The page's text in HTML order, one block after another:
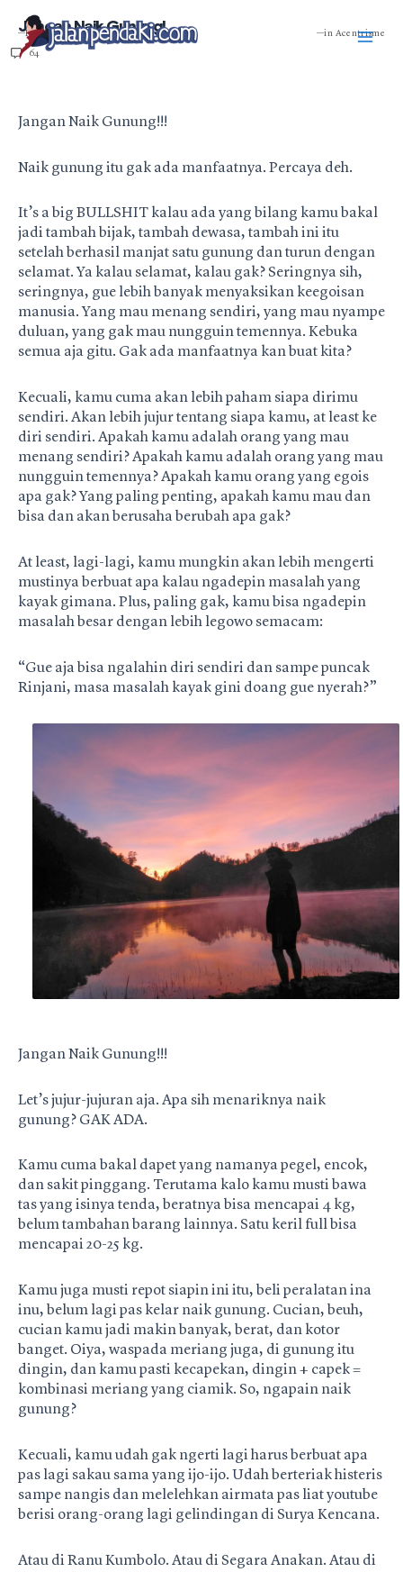
content
Jangan Naik Gunung!
—Published: Feb 17, 2014. —in Acentrisme
64
Jangan Naik Gunung!!!
Naik gunung itu gak ada manfaatnya. Percaya deh.
It’s a big BULLSHIT kalau ada yang bilang kamu bakal
jadi tambah bijak, tambah dewasa, tambah ini itu
setelah berhasil manjat satu gunung dan turun dengan
selamat. Ya kalau selamat, kalau gak? Seringnya sih,
seringnya, gue lebih banyak menyaksikan keegoisan
manusia. Yang mau menang sendiri, yang mau nyampe
duluan, yang gak mau nungguin temennya. Kebuka
semua aja gitu. Gak ada manfaatnya kan buat kita?
Kecuali, kamu cuma akan lebih paham siapa dirimu
sendiri. Akan lebih jujur tentang siapa kamu, at least ke
diri sendiri. Apakah kamu adalah orang yang mau
menang sendiri? Apakah kamu adalah orang yang mau
nungguin temennya? Apakah kamu orang yang egois
apa gak? Yang paling penting, apakah kamu mau dan
bisa dan akan berusaha berubah apa gak?
At least, lagi-lagi, kamu mungkin akan lebih mengerti
mustinya berbuat apa kalau ngadepin masalah yang
kayak gimana. Plus, paling gak, kamu bisa ngadepin
masalah besar dengan lebih legowo semacam:
“Gue aja bisa ngalahin diri sendiri dan sampe puncak
Rinjani, masa masalah kayak gini doang gue nyerah?”
Jangan Naik Gunung!!!
Let’s jujur-jujuran aja. Apa sih menariknya naik
gunung? GAK ADA.
Kamu cuma bakal dapet yang namanya pegel, encok,
dan sakit pinggang. Terutama kalo kamu musti bawa
tas yang isinya tenda, beratnya bisa mencapai 4 kg,
belum tambahan barang lainnya. Satu keril full bisa
mencapai 20-25 kg.
Kamu juga musti repot siapin ini itu, beli peralatan ina
inu, belum lagi pas kelar naik gunung. Cucian, beuh,
cucian kamu jadi makin banyak, berat, dan kotor
banget. Oiya, waspada meriang juga, di gunung itu
dingin, dan kamu pasti kecapekan, dingin + capek =
kombinasi meriang yang ciamik. So, ngapain naik
gunung?
Kecuali, kamu udah gak ngerti lagi harus berbuat apa
pas lagi sakau sama yang ijo-ijo. Udah berteriak histeris
sampe nangis dan melelehkan airmata pas liat youtube
berisi orang-orang lagi gelindingan di Surya Kencana.
Atau di Ranu Kumbolo. Atau di Segara Anakan. Atau di